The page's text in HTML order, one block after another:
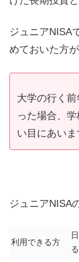
ジュニアNISA
めておいた方が
大学の行く
った場合、
い目にあいま
ジュニアNISA
利用できる方